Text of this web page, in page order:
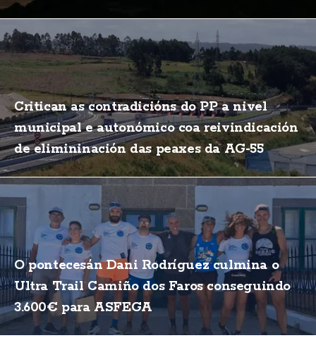
Critican as contradicións do PP a nivel
municipal e autonómico coa reivindicación
de elimininación das peaxes da AG-55
O pontecesán Dani Rodríguez culmina o
Ultra Trail Camiño dos Faros conseguindo
3.600€ para ASFEGA